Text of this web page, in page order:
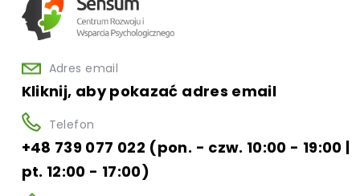
Adres email
Kliknij, aby pokazać adres email
Telefon
+48 739 077 022 (pon. - czw. 10:00 - 19:00 |
pt. 12:00 - 17:00)